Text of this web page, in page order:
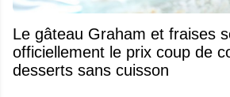
Le gâteau Graham et fraises se mérite
officiellement le prix coup de
desserts sans cuisson